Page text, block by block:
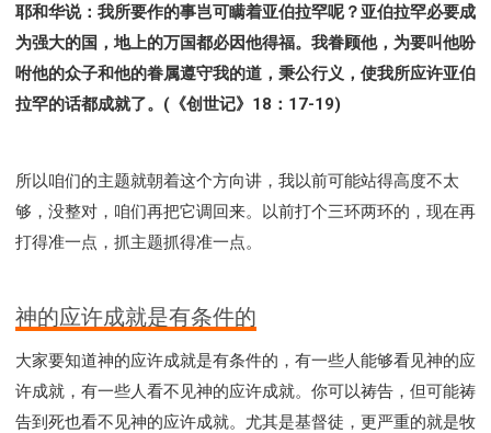
如何恢复神的形像
属灵人的好习惯
打开天上祝福的窗口
神迹系列
恩典和真理系列
001B课程 - 解开迷思课程
001C课程 - 灵界故事
004课程 - 华人命定神学理念
301课程 - 领袖实操课程
302课程 - 新人接待
308课程 - 牧养理论基础培训
Y131课程 - 主动学习
Y132课程 - 职业策划
Y133课程 - 活出丰盛
Y134课程 - 动手实验室
Y135课程 - 做人做事
耶和华说：我所要作的事岂可瞒着亚伯拉罕呢？亚伯拉罕必要成
为强大的国，地上的万国都必因他得福。我眷顾他，为要叫他吩
咐他的众子和他的眷属遵守我的道，秉公行义，使我所应许亚伯
拉罕的话都成就了。(《创世记》18：17-19)
所以咱们的主题就朝着这个方向讲，我以前可能站得高度不太
够，没整对，咱们再把它调回来。以前打个三环两环的，现在再
打得准一点，抓主题抓得准一点。
神的应许成就是有条件的
大家要知道神的应许成就是有条件的，有一些人能够看见神的应
许成就，有一些人看不见神的应许成就。你可以祷告，但可能祷
告到死也看不见神的应许成就。尤其是基督徒，更严重的就是牧